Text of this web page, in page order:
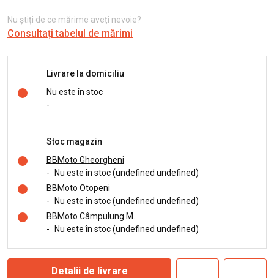
Nu știți de ce mărime aveți nevoie?
Consultați tabelul de mărimi
Livrare la domiciliu
Nu este în stoc
-
Stoc magazin
BBMoto Gheorgheni
-
Nu este în stoc (undefined undefined)
BBMoto Otopeni
-
Nu este în stoc (undefined undefined)
BBMoto Câmpulung M.
-
Nu este în stoc (undefined undefined)
Detalii de livrare